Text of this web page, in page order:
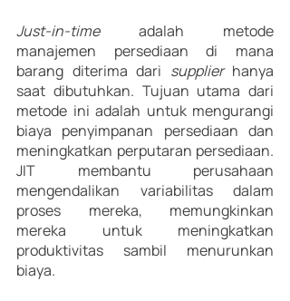
Just-in-time adalah metode
manajemen persediaan di mana
barang diterima dari supplier hanya
saat dibutuhkan. Tujuan utama dari
metode ini adalah untuk mengurangi
biaya penyimpanan persediaan dan
meningkatkan perputaran persediaan.
JIT membantu perusahaan
mengendalikan variabilitas dalam
proses mereka, memungkinkan
mereka untuk meningkatkan
produktivitas sambil menurunkan
biaya.